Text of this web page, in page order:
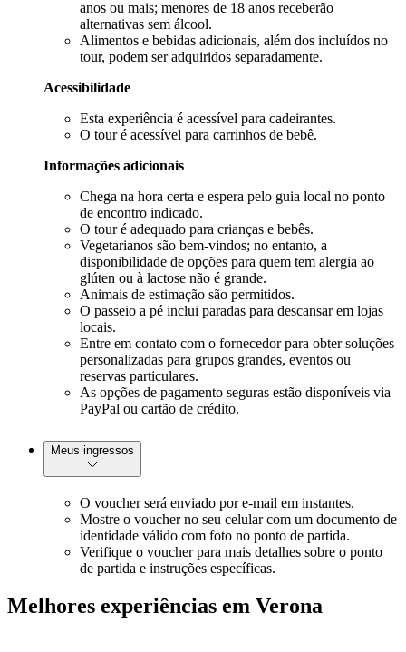
anos ou mais; menores de 18 anos receberão
alternativas sem álcool.
Alimentos e bebidas adicionais, além dos incluídos no
tour, podem ser adquiridos separadamente.
Acessibilidade
Esta experiência é acessível para cadeirantes.
O tour é acessível para carrinhos de bebê.
Informações adicionais
Chega na hora certa e espera pelo guia local no ponto
de encontro indicado.
O tour é adequado para crianças e bebês.
Vegetarianos são bem-vindos; no entanto, a
disponibilidade de opções para quem tem alergia ao
glúten ou à lactose não é grande.
Animais de estimação são permitidos.
O passeio a pé inclui paradas para descansar em lojas
locais.
Entre em contato com o fornecedor para obter soluções
personalizadas para grupos grandes, eventos ou
reservas particulares.
As opções de pagamento seguras estão disponíveis via
PayPal ou cartão de crédito.
Meus ingressos
O voucher será enviado por e-mail em instantes.
Mostre o voucher no seu celular com um documento de
identidade válido com foto no ponto de partida.
Verifique o voucher para mais detalhes sobre o ponto
de partida e instruções específicas.
Melhores experiências em Verona